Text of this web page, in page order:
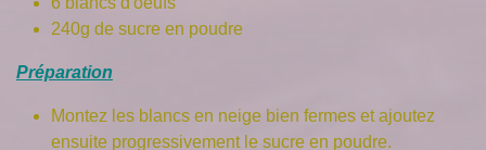
240g de sucre en poudre
Préparation
Montez les blancs en neige bien fermes et ajoutez
ensuite progressivement le sucre en poudre.